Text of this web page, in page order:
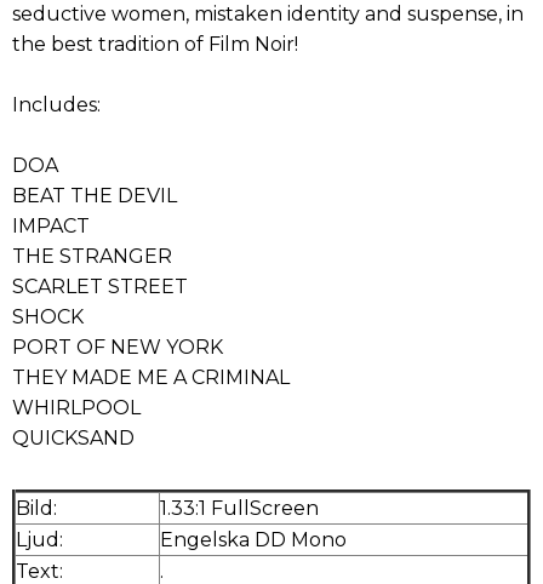
seductive women, mistaken identity and suspense, in
the best tradition of Film Noir!
Includes:
DOA
BEAT THE DEVIL
IMPACT
THE STRANGER
SCARLET STREET
SHOCK
PORT OF NEW YORK
THEY MADE ME A CRIMINAL
WHIRLPOOL
QUICKSAND
Bild:
1.33:1 FullScreen
Ljud:
Engelska DD Mono
Text:
.